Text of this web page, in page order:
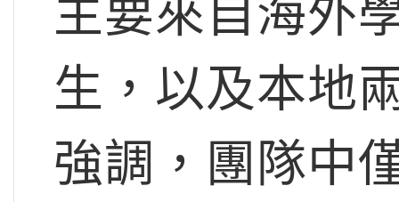
主要來自海外
生，以及本地
強調，團隊中